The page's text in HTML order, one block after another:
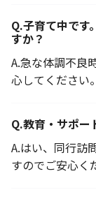
Q.子育て中です
すか？
A.急な体調不良
心してください。
Q.教育・サポー
A.はい、同行訪
すのでご安心く